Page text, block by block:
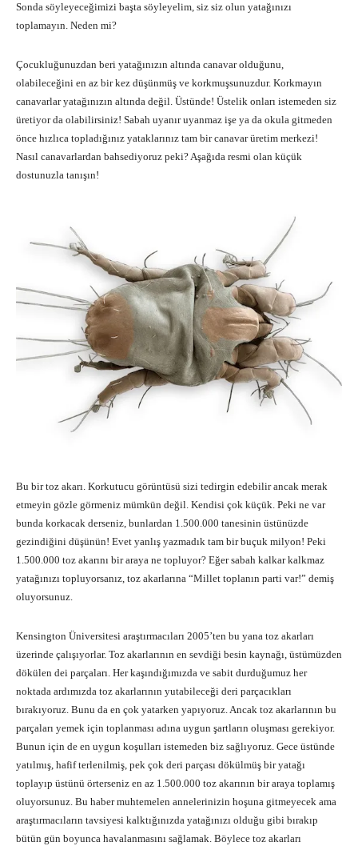
Sonda söyleyeceğimizi başta söyleyelim, siz siz olun yatağınızı
toplamayın. Neden mi?
Çocukluğunuzdan beri yatağınızın altında canavar olduğunu,
olabileceğini en az bir kez düşünmüş ve korkmuşsunuzdur. Korkmayın
canavarlar yatağınızın altında değil. Üstünde! Üstelik onları istemeden siz
üretiyor da olabilirsiniz! Sabah uyanır uyanmaz işe ya da okula gitmeden
önce hızlıca topladığınız yataklarınız tam bir canavar üretim merkezi!
Nasıl canavarlardan bahsediyoruz peki? Aşağıda resmi olan küçük
dostunuzla tanışın!
Bu bir toz akarı. Korkutucu görüntüsü sizi tedirgin edebilir ancak merak
etmeyin gözle görmeniz mümkün değil. Kendisi çok küçük. Peki ne var
bunda korkacak derseniz, bunlardan 1.500.000 tanesinin üstünüzde
gezindiğini düşünün! Evet yanlış yazmadık tam bir buçuk milyon! Peki
1.500.000 toz akarını bir araya ne topluyor? Eğer sabah kalkar kalkmaz
yatağınızı topluyorsanız, toz akarlarına “Millet toplanın parti var!” demiş
oluyorsunuz.
Kensington Üniversitesi araştırmacıları 2005’ten bu yana toz akarları
üzerinde çalışıyorlar. Toz akarlarının en sevdiği besin kaynağı, üstümüzden
dökülen dei parçaları. Her kaşındığımızda ve sabit durduğumuz her
noktada ardımızda toz akarlarının yutabileceği deri parçacıkları
bırakıyoruz. Bunu da en çok yatarken yapıyoruz. Ancak toz akarlarının bu
parçaları yemek için toplanması adına uygun şartların oluşması gerekiyor.
Bunun için de en uygun koşulları istemeden biz sağlıyoruz. Gece üstünde
yatılmış, hafif terlenilmiş, pek çok deri parçası dökülmüş bir yatağı
toplayıp üstünü örterseniz en az 1.500.000 toz akarının bir araya toplamış
oluyorsunuz. Bu haber muhtemelen annelerinizin hoşuna gitmeyecek ama
araştırmacıların tavsiyesi kalktığınızda yatağınızı olduğu gibi bırakıp
bütün gün boyunca havalanmasını sağlamak. Böylece toz akarları